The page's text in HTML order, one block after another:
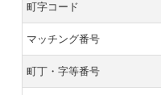
町字コード
マッチング番号
町丁・字等番号